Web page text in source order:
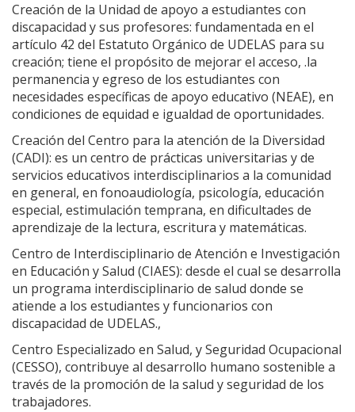
Creación de la Unidad de apoyo a estudiantes con
discapacidad y sus profesores: fundamentada en el
artículo 42 del Estatuto Orgánico de UDELAS para su
creación; tiene el propósito de mejorar el acceso, .la
permanencia y egreso de los estudiantes con
necesidades específicas de apoyo educativo (NEAE), en
condiciones de equidad e igualdad de oportunidades.
Creación del Centro para la atención de la Diversidad
(CADI): es un centro de prácticas universitarias y de
servicios educativos interdisciplinarios a la comunidad
en general, en fonoaudiología, psicología, educación
especial, estimulación temprana, en dificultades de
aprendizaje de la lectura, escritura y matemáticas.
Centro de Interdisciplinario de Atención e Investigación
en Educación y Salud (CIAES): desde el cual se desarrolla
un programa interdisciplinario de salud donde se
atiende a los estudiantes y funcionarios con
discapacidad de UDELAS.,
Centro Especializado en Salud, y Seguridad Ocupacional
(CESSO), contribuye al desarrollo humano sostenible a
través de la promoción de la salud y seguridad de los
trabajadores.